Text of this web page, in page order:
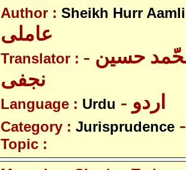
Author : Sheikh Hurr Aamli
عاملی
Translator : - آیت اللہ محّمد حسین
نجفی
Language : Urdu - اردو
Category : Jurisprudence
Topic :